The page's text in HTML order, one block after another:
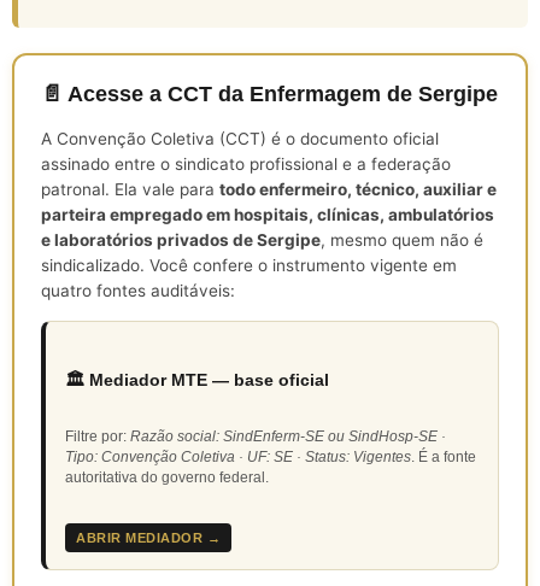
📄 Acesse a CCT da Enfermagem de Sergipe
A Convenção Coletiva (CCT) é o documento oficial
assinado entre o sindicato profissional e a federação
patronal. Ela vale para todo enfermeiro, técnico, auxiliar e
parteira empregado em hospitais, clínicas, ambulatórios
e laboratórios privados de Sergipe, mesmo quem não é
sindicalizado. Você confere o instrumento vigente em
quatro fontes auditáveis:
🏛️ Mediador MTE — base oficial
Filtre por: Razão social: SindEnferm-SE ou SindHosp-SE ·
Tipo: Convenção Coletiva · UF: SE · Status: Vigentes. É a fonte
autoritativa do governo federal.
ABRIR MEDIADOR →